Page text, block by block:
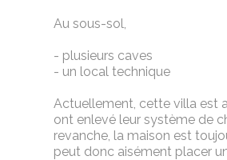
Au sous-sol,
- plusieurs caves
- un local technique
Actuellement, cette villa est
ont enlevé leur système de
revanche, la maison est
peut donc aisément placer